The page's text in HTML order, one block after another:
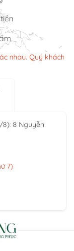
nhau. Quý khách
8 Nguyễn
7)